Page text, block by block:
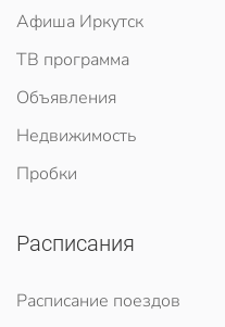
Афиша Иркутск
ТВ программа
Объявления
Недвижимость
Пробки
Расписания
Расписание поездов